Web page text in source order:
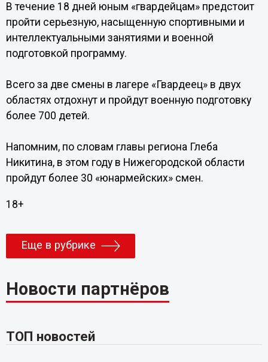
В течение 18 дней юным «гвардейцам» предстоит
пройти серьезную, насыщенную спортивными и
интеллектуальными занятиями и военной
подготовкой программу.
Всего за две смены в лагере «Гвардеец» в двух
областях отдохнут и пройдут военную подготовку
более 700 детей.
Напомним, по словам главы региона Глеба
Никитина, в этом году в Нижегородской области
пройдут более 30 «юнармейских» смен.
18+
Еще в рубрике
Новости партнёров
ТОП новостей